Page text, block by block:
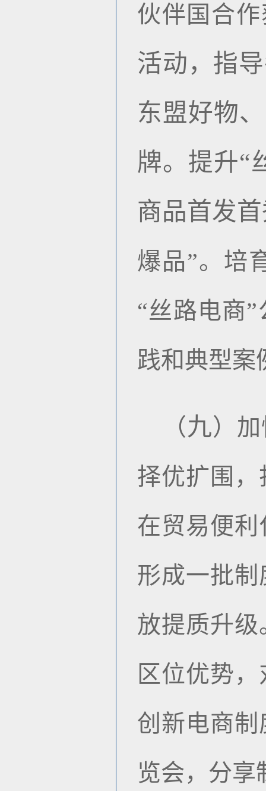
伙伴国合
活动，指
东盟好物
牌。提升“
商品首发
爆品”。 培
“丝路电商”
践和典型案
（九）
择优扩围
在贸易便
形成一批
放提质升
区位优势
创新电商
览会，分享